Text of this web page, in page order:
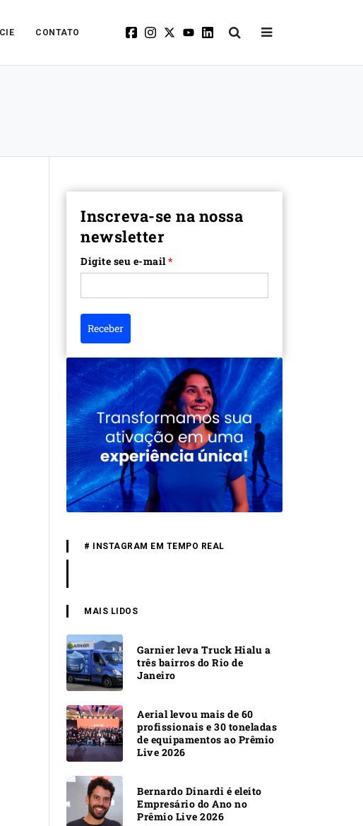
CONTATO
Inscreva-se na nossa
newsletter
Digite seu e-mail*
Receber
# INSTAGRAM EM TEMPO REAL
MAIS LIDOS
Garnier leva Truck Hialu a
três bairros do Rio de
Janeiro
Aerial levou mais de 60
profissionais e 30 toneladas
de equipamentos ao Prêmio
Live 2026
Bernardo Dinardi é eleito
Empresário do Ano no
Prêmio Live 2026